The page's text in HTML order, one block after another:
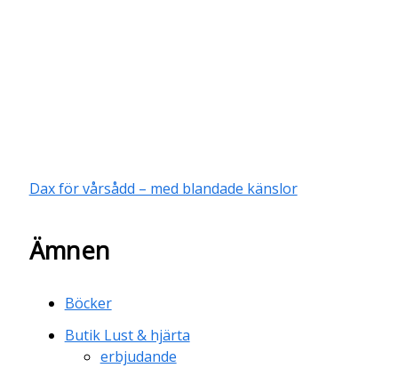
Dax för vårsådd – med blandade känslor
Ämnen
Böcker
Butik Lust & hjärta
erbjudande